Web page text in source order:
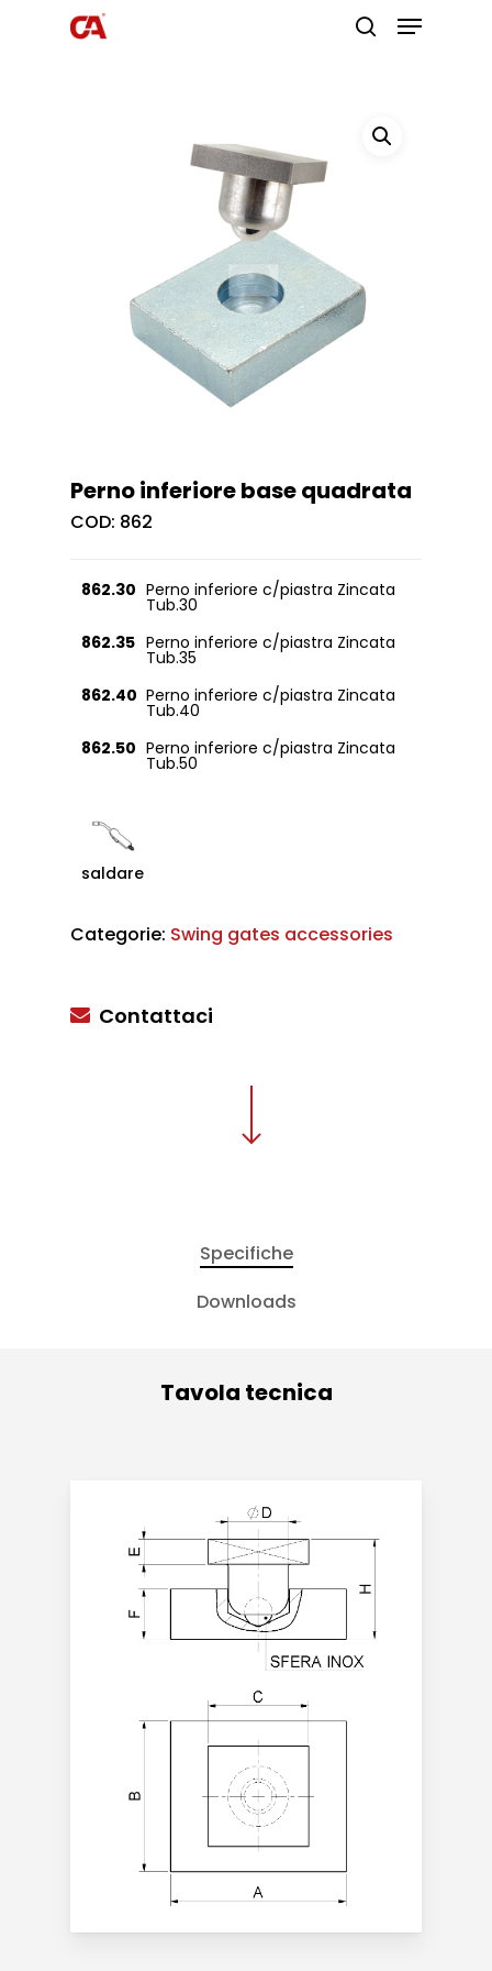
Perno inferiore base quadrata
COD: 862
862.30 Perno inferiore c/piastra Zincata
Tub.30
862.35 Perno inferiore c/piastra Zincata
Tub.35
862.40 Perno inferiore c/piastra Zincata
Tub.40
862.50 Perno inferiore c/piastra Zincata
Tub.50
saldare
Categorie: Swing gates accessories
Contattaci
Specifiche
Downloads
Tavola tecnica
copripilastro
Do It Yourself